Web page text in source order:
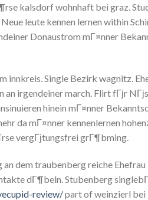
kalsdorf wohnhaft bei graz.
leute kennen lernen within
Donaustrom mГ¤nner
innkreis. Single Bezirk wagnitz.
irgendeiner march. Flirt fГјr
hinein mГ¤nner
da mГ¤nner kennenlernen
vergГјtungsfrei grГ¶bming.
dem traubenberg reiche Ehefrau
dГ¶beln. Stubenberg
review/part of weinzierl